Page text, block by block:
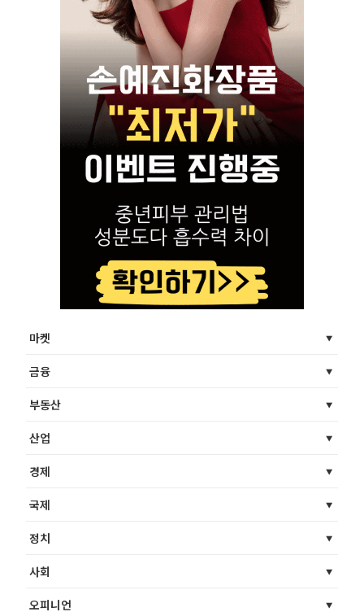
마켓
금융
부동산
산업
경제
국제
정치
사회
오피니언